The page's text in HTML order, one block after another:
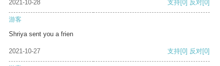
2021-10-28 支持[0] 反对[0]
游客
Shriya sent you a frien
2021-10-27 支持[0] 反对[0]